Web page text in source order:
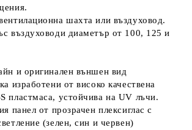
шахта или въздуховод.
въздуховоди диаметър от 100, 125 и
и оригинален външен вид
изработени от високо качествена
пластмаса, устойчива на UV лъчи.
панел от прозрачен плексиглас с
(зелен, син и червен)